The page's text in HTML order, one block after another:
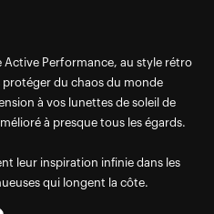
Active Performance, au style rétro
du chaos du monde
à vos lunettes de soleil de
à presque tous les égards.
leur inspiration infinie dans les
qui longent la côte.